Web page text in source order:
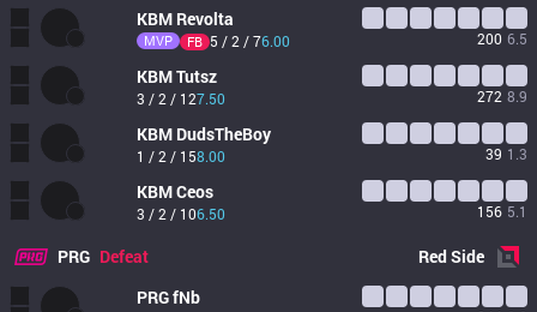
KBM Revolta
MVP FB 5 / 2 / 76.00 200 6.5
KBMTutsz
3 / 2 / 127.50 272 8.9
KBM DudsTheBoy
1 / 2 / 158.00 39 1.3
KBMCeos
3 / 2 / 106.50 156 5.1
PRG Defeat RedSide
PRGfNb